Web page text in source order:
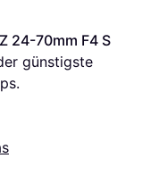
24-70mm F4 S
günstigste